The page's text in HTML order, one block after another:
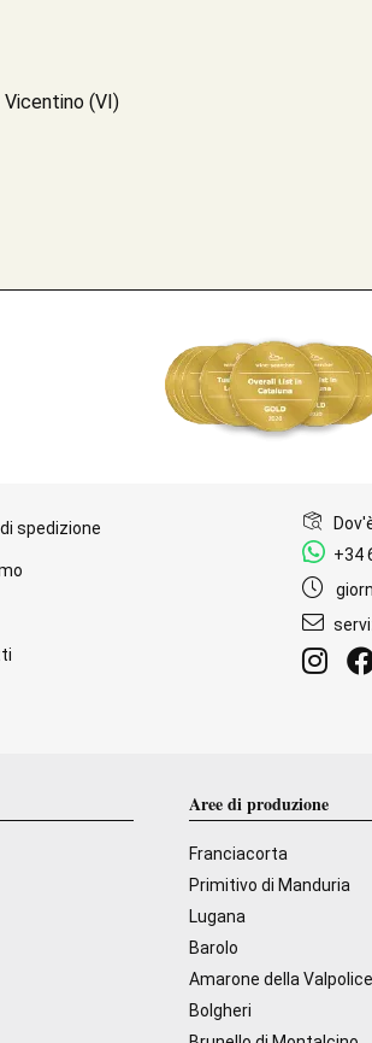
(VI)
spedizione
+34
Aree di produzione
Franciacorta
Primitivo di Manduria
Lugana
Barolo
Amarone della
Bolgheri